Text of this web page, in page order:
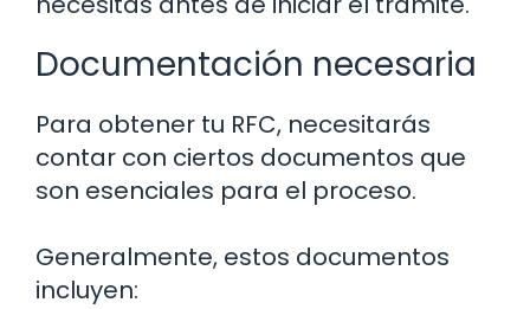
Documentación necesaria
Para obtener tu RFC, necesitarás
contar con ciertos documentos que
son esenciales para el proceso.
Generalmente, estos documentos
incluyen: